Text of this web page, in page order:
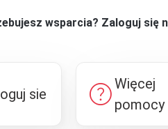
wsparcia? Zaloguj się
sie helpWięcej
pomocy